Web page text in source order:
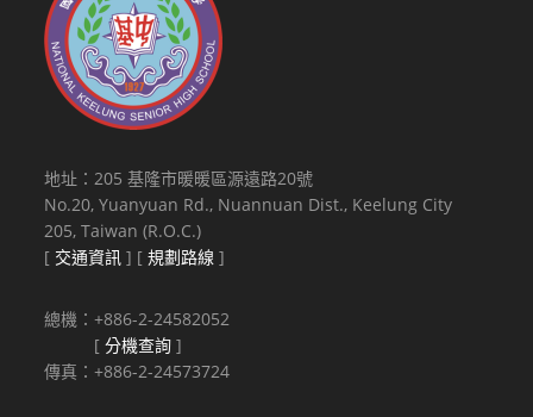
地址：205 基隆市暖暖區源遠路20號
No.20, Yuanyuan Rd., Nuannuan Dist., Keelung City
205, Taiwan (R.O.C.)
[ 交通資訊 ] [規劃路線 ]
總機：+886-2-24582052
[分機查詢 ]
傳真：+886-2-24573724